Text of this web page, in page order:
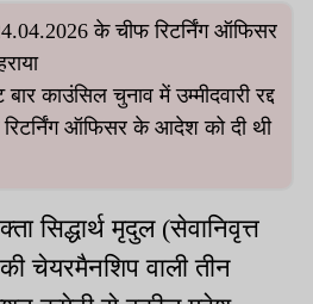
के चीफ रिटर्निंग ऑफिसर
काउंसिल चुनाव में उम्मीदवारी रद्द
ऑफिसर के आदेश को दी थी
सिद्धार्थ मृदुल (सेवानिवृत्त
चेयरमैनशिप वाली तीन